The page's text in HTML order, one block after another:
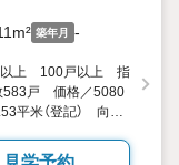
築年月 -
以上 100戸以上 指
戸 価格／5080
米（登記） 向き